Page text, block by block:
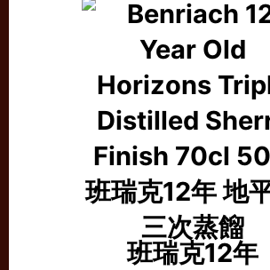
班瑞克12年